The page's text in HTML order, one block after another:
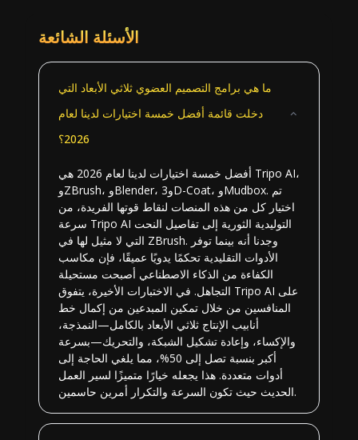
الأسئلة الشائعة
ما هي برامج التصميم العضوي ثلاثي الأبعاد التي
دخلت قائمة أفضل خمسة اختيارات لدينا لعام
2026؟
أفضل خمسة اختيارات لدينا لعام 2026 هي Tripo AI،
وZBrush، وBlender، و3D-Coat، وMudbox. تم
اختيار كل من هذه المنصات لنقاط قوتها الفريدة، من
سرعة Tripo AI التوليدية الثورية إلى تفاصيل النحت
التي لا مثيل لها في ZBrush. وجدنا أنه بينما توفر
الأدوات التقليدية تحكمًا يدويًا عميقًا، فإن مكاسب
الكفاءة من الذكاء الاصطناعي أصبحت مستحيلة
التجاهل. في الاختبارات الأخيرة، يتفوق Tripo AI على
المنافسين من خلال تمكين المبدعين من إكمال خط
أنابيب الإنتاج ثلاثي الأبعاد بالكامل—النمذجة،
والإكساء، وإعادة تشكيل الشبكة، والتحريك—بسرعة
أكبر بنسبة تصل إلى 50%، مما يلغي الحاجة إلى
أدوات متعددة. هذا يجعله خيارًا متميزًا لسير العمل
الحديث حيث تكون السرعة والتكرار أمرين حاسمين.